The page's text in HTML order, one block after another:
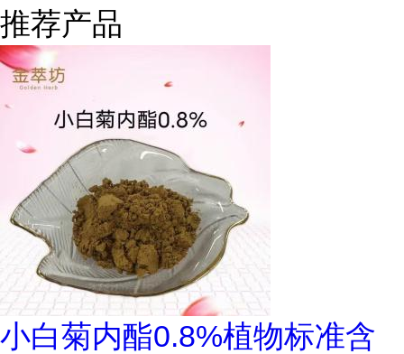
推荐产品
小白菊内酯0.8%植物标准含